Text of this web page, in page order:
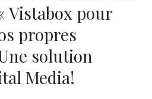
Vistabox pour
propres
solution
Media!